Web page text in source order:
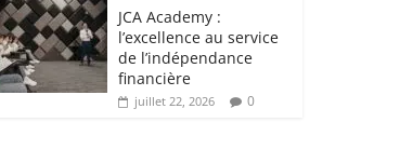
JCA Academy :
l’excellence au service
de l’indépendance
financière
juillet 22, 2026 0